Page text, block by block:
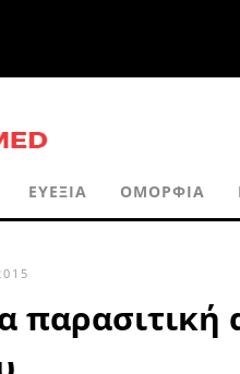
ΕΥΕΞΊΑ ΟΜΟΡΦΙΆ